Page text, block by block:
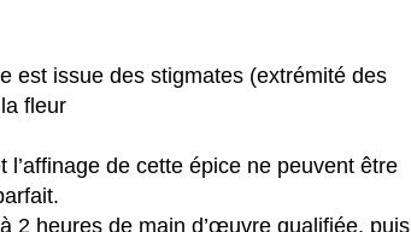
est issue des stigmates (extrémité des
fleur
l’affinage de cette épice ne peuvent être
2 heures de main d’œuvre qualifiée, puis